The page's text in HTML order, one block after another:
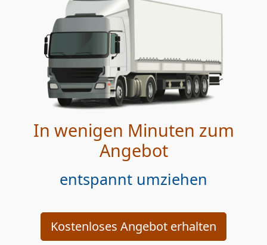
In wenigen Minuten zum
Angebot
entspannt umziehen
Kostenloses Angebot erhalten